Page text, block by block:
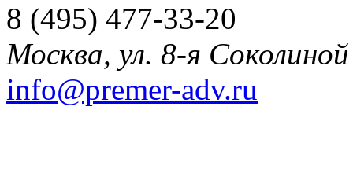
8 (495) 477-33-20
Москва, ул. 8-я
info@premer-adv.ru